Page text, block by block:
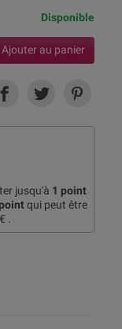
Disponible
Ajouter au panier
jusqu'à 1 point
pointqui peut être
.